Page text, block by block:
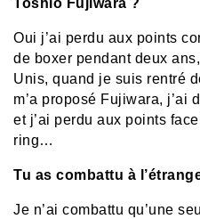
Toshio Fujiwara ?
Oui j’ai perdu aux points
de boxer pendant deux
Unis, quand je suis rentré
m’a proposé Fujiwara, j’ai
et j’ai perdu aux points
ring…
Tu as combattu à
Je n’ai combattu qu’une